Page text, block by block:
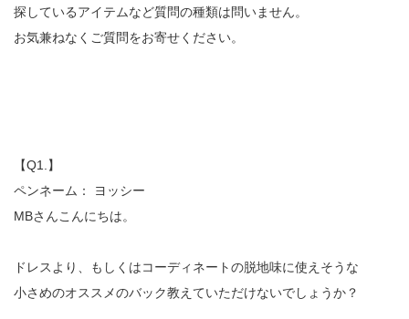
探しているアイテムなど質問の種類は問いません。
お気兼ねなくご質問をお寄せください。
【Q1.】
ペンネーム： ヨッシー
MBさんこんにちは。
ドレスより、もしくはコーディネートの脱地味に使えそうな
小さめのオススメのバック教えていただけないでしょうか？